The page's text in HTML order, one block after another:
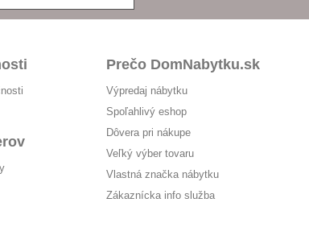
Prečo DomNabytku.sk
Výpredaj nábytku
Spoľahlivý eshop
Dôvera pri nákupe
Veľký výber tovaru
Vlastná značka nábytku
Zákaznícka info služba